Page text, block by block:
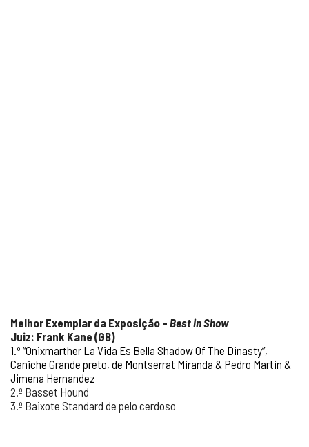
Melhor Exemplar da Exposição – Best in Show
Juiz: Frank Kane (GB)
1.º “Onixmarther La Vida Es Bella Shadow Of The Dinasty”,
Caniche Grande preto, de Montserrat Miranda & Pedro Martin &
Jimena Hernandez
2.º Basset Hound
3.º Baixote Standard de pelo cerdoso